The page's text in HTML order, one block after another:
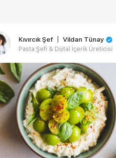
Kıvırcık Şef 〡 Vildan Tünay
Pasta Şefi & Dijital İçerik Üreticisi